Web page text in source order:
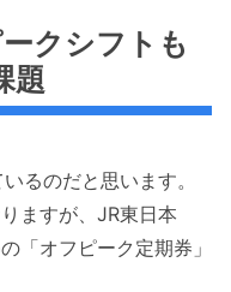
クシフトも
題
るのだと思います。
ますが、JR東日本
「オフピーク定期券」